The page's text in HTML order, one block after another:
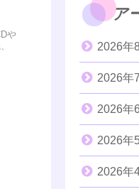
や
ア
2026年
2026年
2026年
2026年
2026年